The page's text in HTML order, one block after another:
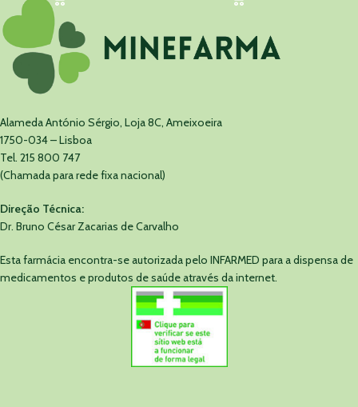
Alameda António Sérgio, Loja 8C, Ameixoeira
1750-034 – Lisboa
Tel. 215 800 747
(Chamada para rede fixa nacional)
Direção Técnica:
Dr. Bruno César Zacarias de Carvalho
Esta farmácia encontra-se autorizada pelo INFARMED para a dispensa de
medicamentos e produtos de saúde através da internet.